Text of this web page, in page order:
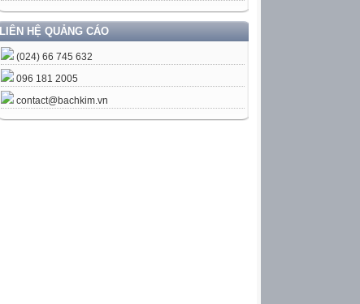
LIÊN HỆ QUẢNG CÁO
(024) 66 745 632
096 181 2005
contact@bachkim.vn